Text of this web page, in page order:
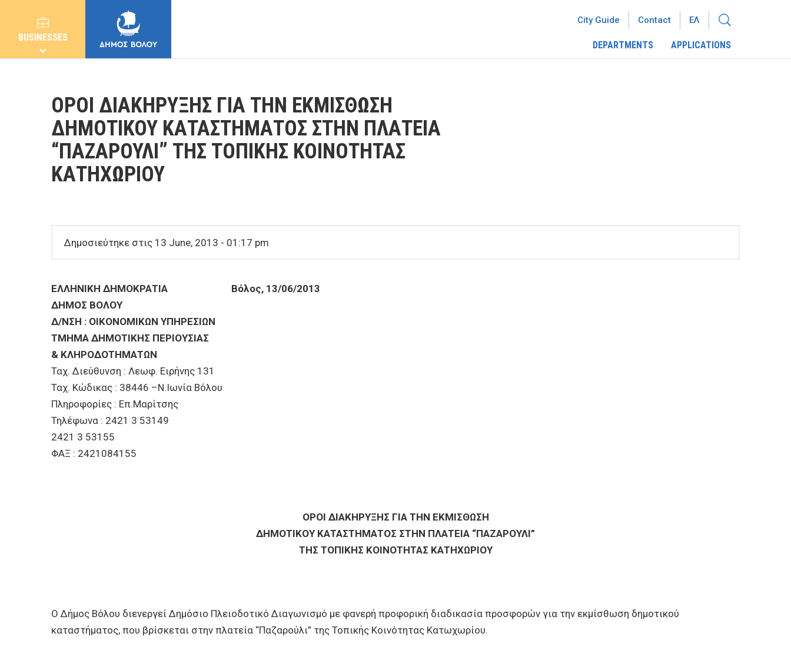
BUSINESSES
MUNICIPALITY
DEPARTMENTS APPLICATIONS
City Guide Contact ΕΛ
ΟΡΟΙ ΔΙΑΚΗΡΥΞΗΣ ΓΙΑ ΤΗΝ ΕΚΜΙΣΘΩΣΗ
ΔΗΜΟΤΙΚΟΥ ΚΑΤΑΣΤΗΜΑΤΟΣ ΣΤΗΝ ΠΛΑΤΕΙΑ
“ΠΑΖΑΡΟΥΛΙ” ΤΗΣ ΤΟΠΙΚΗΣ ΚΟΙΝΟΤΗΤΑΣ
ΚΑΤΗΧΩΡΙΟΥ
Δημοσιεύτηκε στις 13 June, 2013 - 01:17 pm
ΕΛΛΗΝΙΚΗ ΔΗΜΟΚΡΑΤΙΑ Βόλος, 13/06/2013
ΔΗΜΟΣ ΒΟΛΟΥ
Δ/ΝΣΗ : ΟΙΚΟΝΟΜΙΚΩΝ ΥΠΗΡΕΣΙΩΝ
ΤΜΗΜΑ ΔΗΜΟΤΙΚΗΣ ΠΕΡΙΟΥΣΙΑΣ
& ΚΛΗΡΟΔΟΤΗΜΑΤΩΝ
Ταχ. Διεύθυνση : Λεωφ. Ειρήνης 131
Ταχ. Κώδικας : 38446 –Ν.Ιωνία Βόλου
Πληροφορίες : Επ.Μαρίτσης
Τηλέφωνα : 2421 3 53149
2421 3 53155
ΦΑΞ : 2421084155
ΟΡΟΙ ΔΙΑΚΗΡΥΞΗΣ ΓΙΑ ΤΗΝ ΕΚΜΙΣΘΩΣΗ
ΔΗΜΟΤΙΚΟΥ ΚΑΤΑΣΤΗΜΑΤΟΣ ΣΤΗΝ ΠΛΑΤΕΙΑ “ΠΑΖΑΡΟΥΛΙ”
ΤΗΣ ΤΟΠΙΚΗΣ ΚΟΙΝΟΤΗΤΑΣ ΚΑΤΗΧΩΡΙΟΥ
Ο Δήμος Βόλου διενεργεί Δημόσιο Πλειοδοτικό Διαγωνισμό με φανερή προφορική διαδικασία προσφορών για την εκμίσθωση δημοτικού
καταστήματος, που βρίσκεται στην πλατεία “Παζαρούλι” της Τοπικής Κοινότητας Κατωχωρίου.